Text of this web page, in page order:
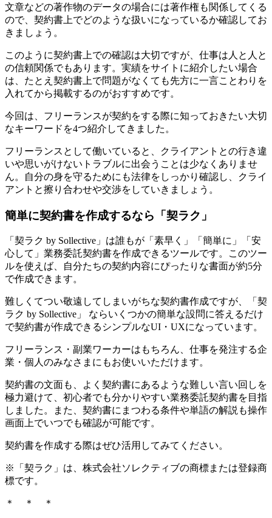
文章などの著作物のデータの場合には著作権も関係してくる
ので、契約書上でどのような扱いになっているか確認してお
きましょう。
このように契約書上での確認は大切ですが、仕事は人と人と
の信頼関係でもあります。実績をサイトに紹介したい場合
は、たとえ 契約書上で問題がなくても先方に一言ことわりを
入れてから掲載するのがおすすめです。
今回は、フリーランスが契約をする際に知っておきたい大切
なキーワードを4つ紹介してきました。
フリーランスとして働いていると、クライアントとの行き違
いや思いがけないトラブルに出会うことは少なくありませ
ん。自分の身を守るためにも法律をしっかり確認し、クライ
アントと擦り合わせや交渉をしていきましょう。
簡単に契約書を作成するなら「契ラク」
「契ラク by Sollective」は誰もが 「素早く」「簡単に」「安
心して」業務委託契約書を作成できるツールです。このツー
ルを使えば、自分たちの契約内容にぴったりな書面が約5分
で作成できます。
難しくてつい敬遠してしまいがちな契約書作成ですが、「契
ラク by Sollective」 ならいくつかの簡単な設問に答えるだけ
で契約書が作成できるシンプルなUI・UXになっています。
フリーランス・副業ワーカーはもちろん、仕事を発注する企
業・個人のみなさまにもお使いいただけます。
契約書の文面も、よく契約書にあるような難しい言い回しを
極力避けて、初心者でも分かりやすい業務委託契約書を目指
しました。また、契約書にまつわる条件や単語の解説も操作
画面上でいつでも確認が可能です。
契約書を作成する際はぜひ活用してみてください。
※「契ラク」は、株式会社ソレクティブの商標または登録商
標です。
＊ ＊ ＊